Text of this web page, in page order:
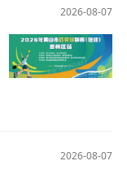
2026-08-07
2026-08-07